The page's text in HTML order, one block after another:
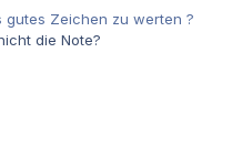
gutes Zeichen zu werten ?
die Note?